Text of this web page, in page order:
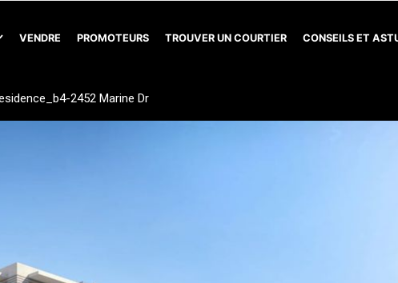
VENDRE PROMOTEURS TROUVER UN COURTIER CONSEILS ET
2452 Marine Dr